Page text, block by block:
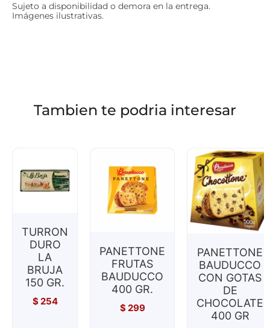
Sujeto a disponibilidad o demora en la entrega.
Imágenes ilustrativas.
Tambien te podria interesar
TURRON
DURO
LA
BRUJA
150 GR.
$254
PANETTONE
FRUTAS
BAUDUCCO
400 GR.
$299
PANETTONE
BAUDUCCO
CON GOTAS
DE
CHOCOLATE
400 GR